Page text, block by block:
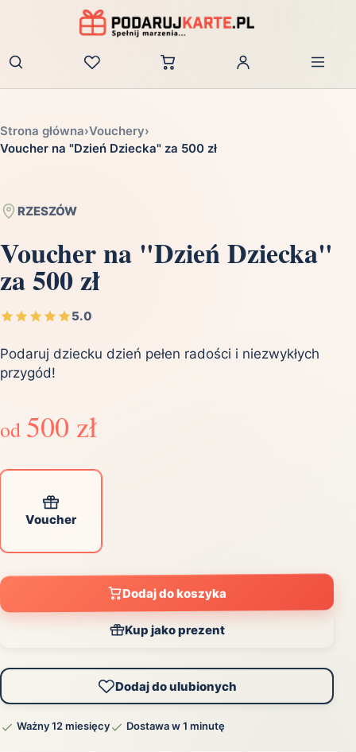
Zaloguj
Strona główna›Vouchery›
Voucher na "Dzień Dziecka" za 500 zł
RZESZÓW
Voucher na "Dzień Dziecka"
za 500 zł
5.0
Podaruj dziecku dzień pełen radości i niezwykłych
przygód!
od 500 zł
Voucher
Dodaj do koszyka
Kup jako prezent
Dodaj do ulubionych
Ważny 12 miesięcy Dostawa w 1 minutę